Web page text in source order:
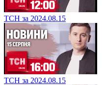
ТСН за 2024.08.15
ТСН за 2024.08.15